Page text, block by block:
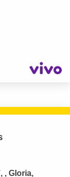
, Gloria,